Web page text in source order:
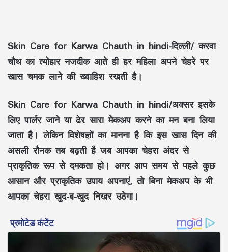
Skin Care for Karwa Chauth in hindi-दिल्ली/करवा
चौथ का त्योहार नजदीक आते ही हर महिला अपने चेहरे पर
खास चमक लाने की ख्वाहिश रखती है।
Skin Care for Karwa Chauth in hindi/अक्सर इसके
लिए पार्लर जाने या ढेर सारा मेकअप करने का मन बना लिया
जाता है। लेकिन विशेषज्ञों का मानना है कि इस खास दिन की
असली रौनक तब बढ़ती है जब आपका चेहरा अंदर से
प्राकृतिक रूप से दमकता हो। अगर आप समय से पहले कुछ
आसान और प्राकृतिक उपाय अपनाएं, तो बिना मेकअप के भी
आपका चेहरा खुद-ब-खुद निखर उठेगा।